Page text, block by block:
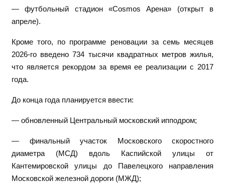
— футбольный стадион «Cosmos Арена» (открыт в
апреле).
Кроме того, по программе реновации за семь месяцев
2026-го введено 734 тысячи квадратных метров жилья,
что является рекордом за время ее реализации с 2017
года.
До конца года планируется ввести:
— обновленный Центральный московский ипподром;
— финальный участок Московского скоростного
диаметра (МСД) вдоль Каспийской улицы от
Кантемировской улицы до Павелецкого направления
Московской железной дороги (МЖД);